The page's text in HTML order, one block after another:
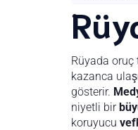
Rüyada oruç
kazanca
gösterir.
niyetli bir
koruyucu